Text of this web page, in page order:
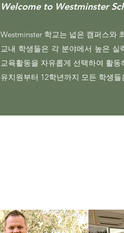
Welcome to Westminster
Westminster 학교는 넓은 캠퍼스와
교내 학생들은 각 분야에서 높은 실
교육활동을 자유롭게 선택하여 활동
유치원부터 12학년까지 모든 학생